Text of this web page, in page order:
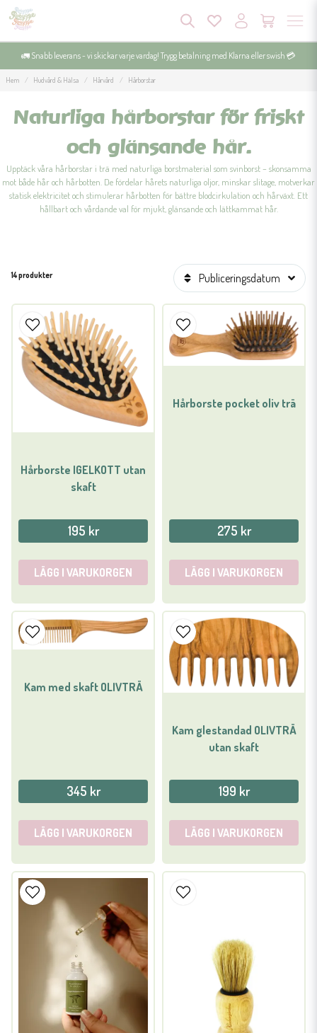
🚛 Snabb leverans - vi skickar varje vardag! Trygg betalning med Klarna eller swish 💳
Hem Hudvård & Hälsa Hårvård Hårborstar
Naturliga hårborstar för friskt
och glänsande hår.
Upptäck våra hårborstar i trä med naturliga borstmaterial som svinborst – skonsamma
mot både hår och hårbotten. De fördelar hårets naturliga oljor, minskar slitage, motverkar
statisk elektricitet och stimulerar hårbotten för bättre blodcirkulation och hårväxt. Ett
hållbart och vårdande val för mjukt, glänsande och lättkammat hår.
14 produkter Publiceringsdatum
Hårborste IGELKOTT utan
skaft
195 kr
LÄGG I VARUKORGEN
Hårborste pocket oliv trä
275 kr
LÄGG I VARUKORGEN
Kam med skaft OLIVTRÄ
345 kr
LÄGG I VARUKORGEN
Kam glestandad OLIVTRÄ
utan skaft
199 kr
LÄGG I VARUKORGEN